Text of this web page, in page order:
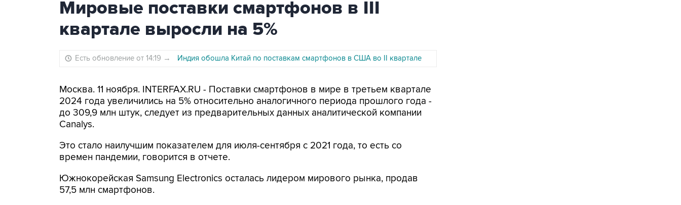
Мировые поставки смартфонов в III
квартале выросли на 5%
Есть обновление от 14:19 → Индия обошла Китай по поставкам смартфонов в США во II квартале
Москва. 11 ноября. INTERFAX.RU - Поставки смартфонов в мире в третьем квартале
2024 года увеличились на 5% относительно аналогичного периода прошлого года -
до 309,9 млн штук, следует из предварительных данных аналитической компании
Canalys.
Это стало наилучшим показателем для июля-сентября с 2021 года, то есть со
времен пандемии, говорится в отчете.
Южнокорейская Samsung Electronics осталась лидером мирового рынка, продав
57,5 млн смартфонов.